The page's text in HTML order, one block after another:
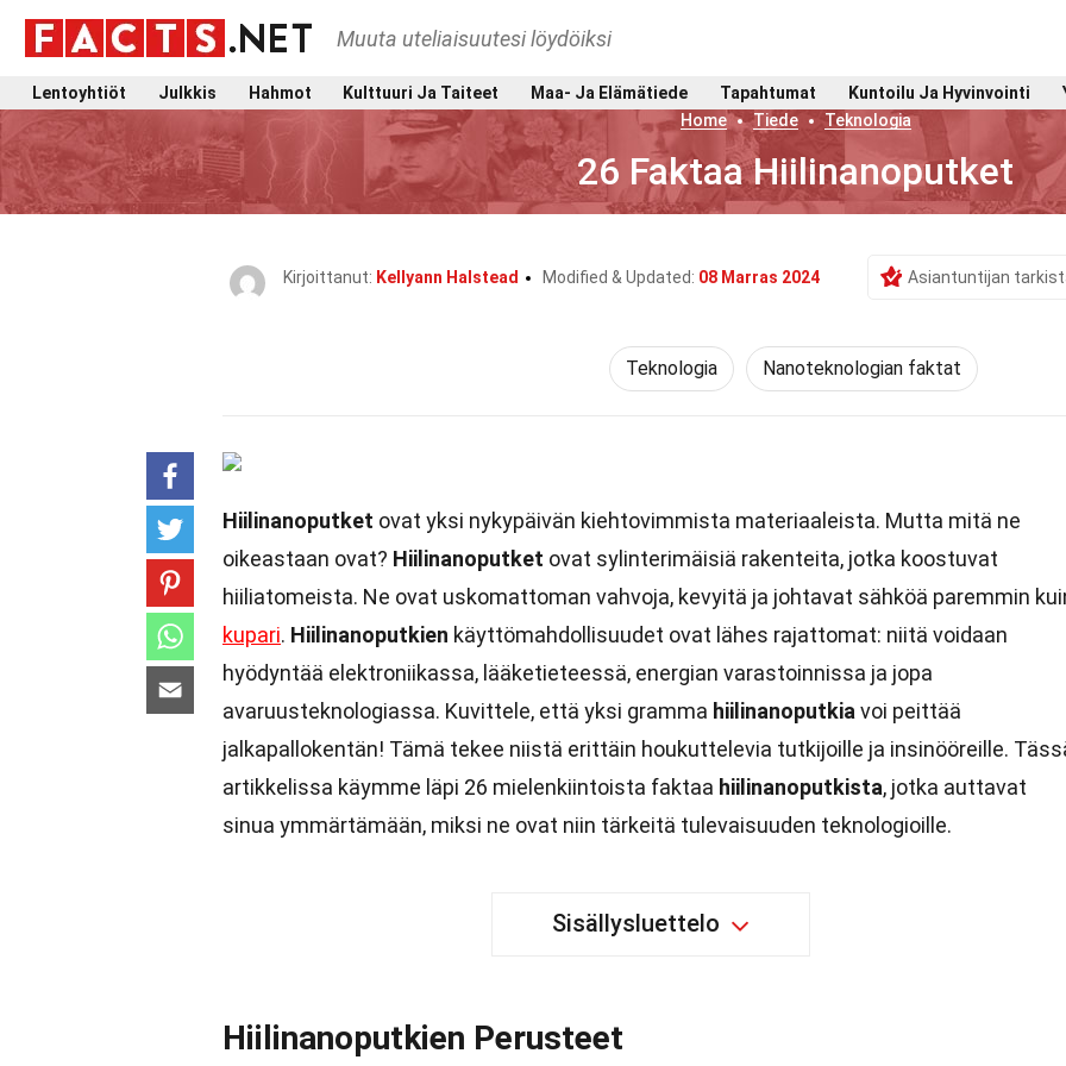
Muuta uteliaisuutesi löydöiksi
Lentoyhtiöt Julkkis Hahmot Kulttuuri Ja Taiteet Maa- Ja Elämätiede Tapahtumat Kuntoilu Ja Hyvinvointi
Home
Tiede Teknologia
26 Faktaa Hiilinanoputket
Kirjoittanut: Kellyann Halstead Modified & Updated: 08 Marras 2024 Asiantuntijan
Teknologia Nanoteknologian faktat
Hiilinanoputket ovat yksi nykypäivän kiehtovimmista materiaaleista. Mutta mitä ne
oikeastaan ovat? Hiilinanoputket ovat sylinterimäisiä rakenteita, jotka koostuvat
hiiliatomeista. Ne ovat uskomattoman vahvoja, kevyitä ja johtavat sähköä paremmin
kupari. Hiilinanoputkien käyttömahdollisuudet ovat lähes rajattomat: niitä voidaan
hyödyntää elektroniikassa, lääketieteessä, energian varastoinnissa ja jopa
avaruusteknologiassa. Kuvittele, että yksi gramma hiilinanoputkia voi peittää
jalkapallokentän! Tämä tekee niistä erittäin houkuttelevia tutkijoille ja insinööreille.
artikkelissa käymme läpi 26 mielenkiintoista faktaa hiilinanoputkista, jotka auttavat
sinua ymmärtämään, miksi ne ovat niin tärkeitä tulevaisuuden teknologioille.
Sisällysluettelo
Hiilinanoputkien Perusteet